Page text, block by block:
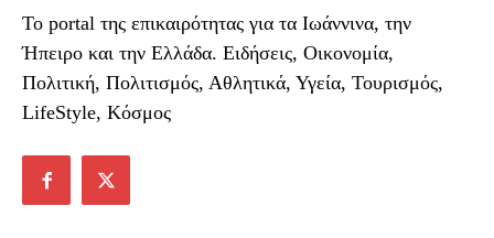
To portal της επικαιρότητας για τα Ιωάννινα, την
Ήπειρο και την Ελλάδα. Ειδήσεις, Οικονομία,
Πολιτική, Πολιτισμός, Αθλητικά, Υγεία, Τουρισμός,
LifeStyle, Κόσμος